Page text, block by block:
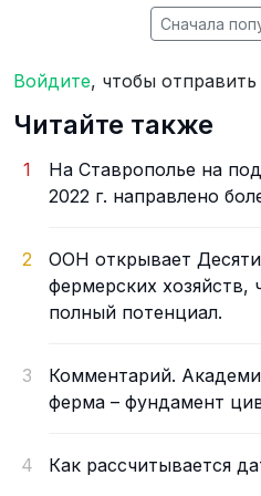
Сначала
Войдите, чтобы
Читайте также
1
На Ставрополье на
2022 г. направлено
2
ООН открывает
фермерских хозяйств,
полный потенциал.
3
Комментарий.
ферма – фундамент
4 Как рассчитывается